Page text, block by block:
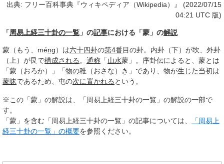
出典: フリー百科事典『ウィキペディア（Wikipedia）』 (2022/07/15
04:21 UTC 版)
「周易上経三十卦の一覧 」の記事における「蒙」の解説
蒙（もう、méng）は六十四卦の第4番目の卦。内卦（下）が坎、外卦
（上）が艮で構成される。 通称 「山水蒙」。序卦伝によると、蒙とは
「蒙（おろか）」「物の稚（おさな）き」であり、物が生じた当初は
蒙昧であるため、屯の次に置かれる という。
※この「蒙」の解説は、「周易上経三十卦の一覧」の解説の一部で
す。
「蒙」を含む「周易上経三十卦の一覧」の記事については、
「周易上
経三十卦の一覧」の概要を参照ください。